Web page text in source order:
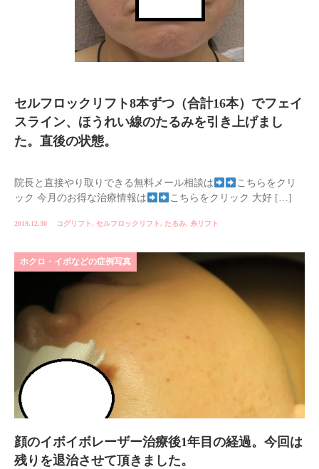
セルフロックリフト8本ずつ（合計16本）でフェイ
スライン、ほうれい線のたるみを引き上げまし
た。直後の状態。
院長と直接やり取りできる無料メール相談は
こちらをクリ
ック 今月のお得な治療情報は
こちらをクリック 大好 […]
2019.12.30 コグリフト, セルフロックリフト, たるみ, 糸リフト
ホクロ・イボなどの症例写真
顔のイボイボレーザー治療後1年目の経過。今回は
残りを退治させて頂きました。